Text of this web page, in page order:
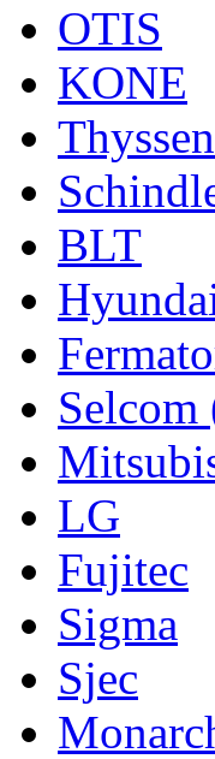
OTIS
KONE
BLT
LG
Fujitec
Sigma
Sjec